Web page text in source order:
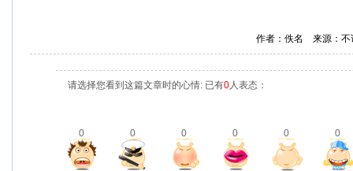
作者：佚名 来源：
请选择您看到这篇文章时的心情: 已有0人表态：
0 0 0 0 0 0